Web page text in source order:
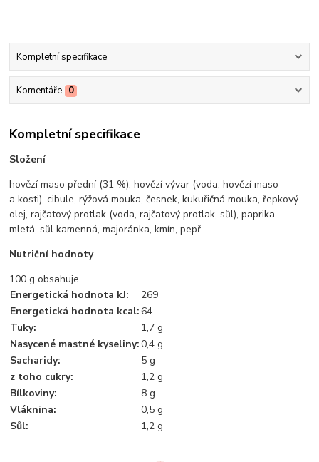
Kompletní specifikace
Komentáře 0
Kompletní specifikace
Složení
hovězí maso přední (31 %), hovězí vývar (voda, hovězí maso
a kosti), cibule, rýžová mouka, česnek, kukuřičná mouka, řepkový
olej, rajčatový protlak (voda, rajčatový protlak, sůl), paprika
mletá, sůl kamenná, majoránka, kmín, pepř.
Nutriční hodnoty
100 g obsahuje
Energetická hodnota kJ:
269
Energetická hodnota kcal:64
Tuky:
1,7 g
Nasycené mastné kyseliny:0,4 g
Sacharidy:
5 g
z toho cukry:
1,2 g
Bílkoviny:
8 g
Vláknina:
0,5 g
Sůl: 1,2 g